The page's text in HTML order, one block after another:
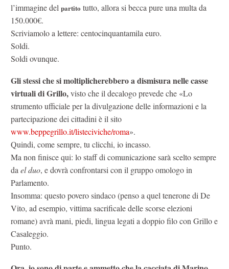
l’immagine del partito tutto, allora si becca pure una multa da
150.000€.
Scriviamolo a lettere: centocinquantamila euro.
Soldi.
Soldi ovunque.
Gli stessi che si moltiplicherebbero a dismisura nelle casse
virtuali di Grillo,visto che il decalogo prevede che «Lo
strumento ufficiale per la divulgazione delle informazioni e la
partecipazione dei cittadini è il sito
www.beppegrillo.it/listeciviche/roma».
Quindi, come sempre, tu clicchi, io incasso.
Ma non finisce qui: lo staff di comunicazione sarà scelto sempre
da el duo, e dovrà confrontarsi con il gruppo omologo in
Parlamento.
Insomma: questo povero sindaco (penso a quel tenerone di De
Vito, ad esempio, vittima sacrificale delle scorse elezioni
romane) avrà mani, piedi, lingua legati a doppio filo con Grillo e
Casaleggio.
Punto.